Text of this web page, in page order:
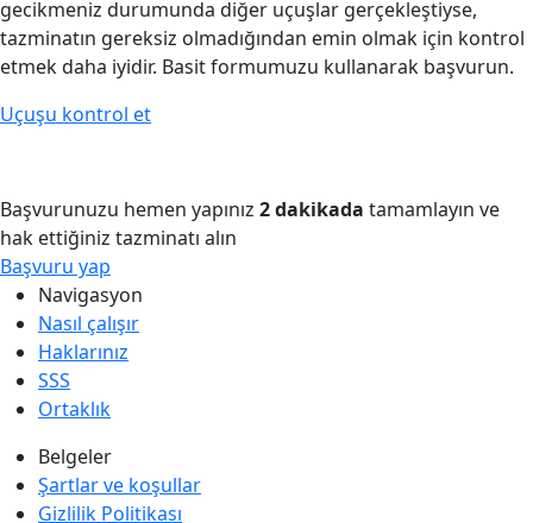
gecikmeniz durumunda diğer uçuşlar gerçekleştiyse,
tazminatın gereksiz olmadığından emin olmak için kontrol
etmek daha iyidir. Basit formumuzu kullanarak başvurun.
Uçuşu kontrol et
Başvurunuzu hemen yapınız 2 dakikada tamamlayın ve
hak ettiğiniz tazminatı alın
Başvuru yap
Navigasyon
Nasıl çalışır
Haklarınız
SSS
Ortaklık
Belgeler
Şartlar ve koşullar
Gizlilik Politikası